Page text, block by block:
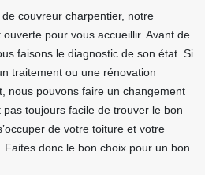
couvreur charpentier, notre
pour vous accueillir. Avant de
faisons le diagnostic de son état. Si
traitement ou une rénovation
nous pouvons faire un changement
pas toujours facile de trouver le bon
de votre toiture et votre
donc le bon choix pour un bon